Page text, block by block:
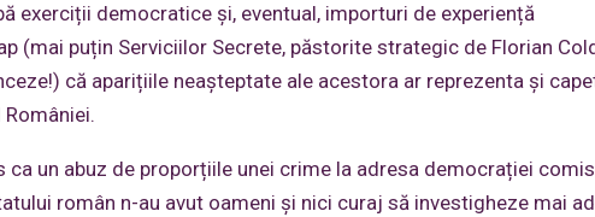
exerciții democratice și, eventual, importuri de experiență
(mai puțin Serviciilor Secrete, păstorite strategic de Florian
că aparițiile neașteptate ale acestora ar reprezenta și
un abuz de proporțiile unei crime la adresa democrației
român n-au avut oameni și nici curaj să investigheze mai